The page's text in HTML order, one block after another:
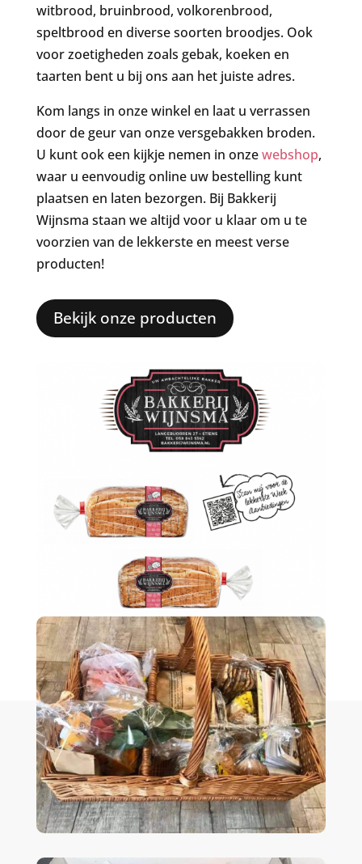
witbrood, bruinbrood, volkorenbrood,
speltbrood en diverse soorten broodjes. Ook
voor zoetigheden zoals gebak, koeken en
taarten bent u bij ons aan het juiste adres.
Kom langs in onze winkel en laat u verrassen
door de geur van onze versgebakken broden.
U kunt ook een kijkje nemen in onzewebshop,
waar u eenvoudig online uw bestelling kunt
plaatsen en laten bezorgen. Bij Bakkerij
Wijnsma staan we altijd voor u klaar om u te
voorzien van de lekkerste en meest verse
producten!
Bekijk onze producten